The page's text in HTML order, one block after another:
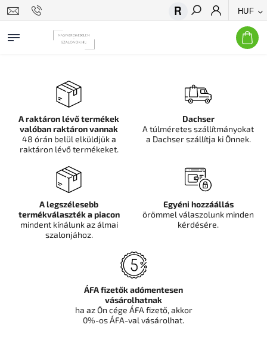
HUF
Keresés
A raktáron lévő termékek
valóban raktáron vannak
48 órán belül elküldjük a
raktáron lévő termékeket.
Dachser
A túlméretes szállítmányokat
a Dachser szállítja ki Önnek.
A legszélesebb
termékválaszték a piacon
mindent kínálunk az álmai
szalonjához.
Egyéni hozzáállás
örömmel válaszolunk minden
kérdésére.
ÁFA fizetők adómentesen
vásárolhatnak
ha az Ön cége ÁFA fizető, akkor
0%-os ÁFA-val vásárolhat.